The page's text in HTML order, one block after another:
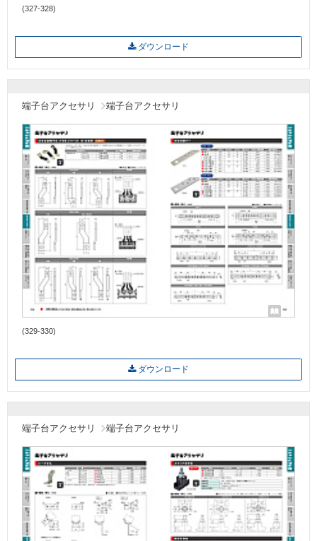
(327-328)
ダウンロード
端子台アクセサリ 端子台アクセサリ
(329-330)
ダウンロード
端子台アクセサリ 端子台アクセサリ